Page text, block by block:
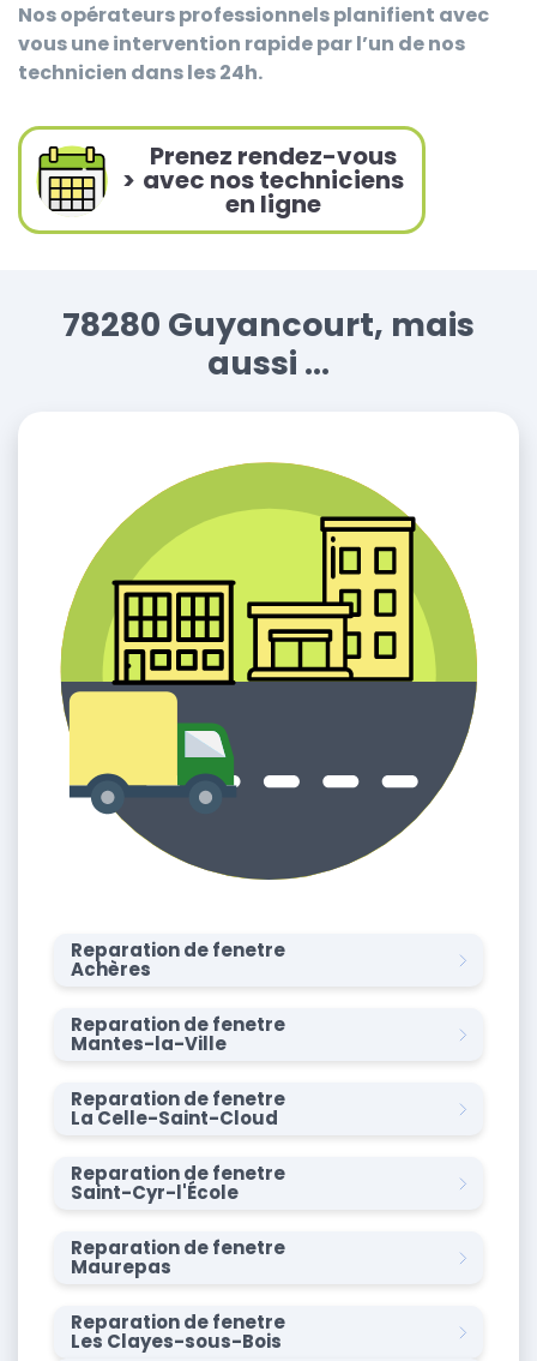
Nos opérateurs professionnels planifient avec
vous une intervention rapide par l’un de nos
technicien dans les 24h.
>
Prenez rendez-vous
avec nos techniciens
en ligne
78280 Guyancourt, mais
aussi ...
Reparation de fenetre
Achères
Reparation de fenetre
Mantes-la-Ville
Reparation de fenetre
La Celle-Saint-Cloud
Reparation de fenetre
Saint-Cyr-l'École
Reparation de fenetre
Maurepas
Reparation de fenetre
Les Clayes-sous-Bois